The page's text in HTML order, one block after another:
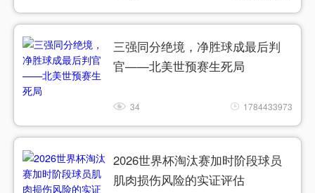
三强同分绝境，净胜球成最后判
官——北美世预赛生死局
34 1784433973
2026世界杯淘汰赛加时阶段球员
肌肉损伤风险的实证评估